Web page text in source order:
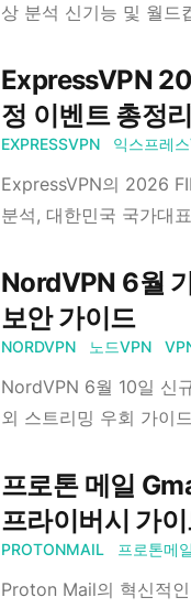
상 분석 신기능 및 월드
ExpressVPN
정 이벤트 총정리
EXPRESSVPN 익스프레
ExpressVPN의 2026
분석, 대한민국 국가대
NordVPN 6월
보안 가이드
NORDVPN 노드VPN
NordVPN 6월 10일 신
외 스트리밍 우회 가이드
프로톤 메일
프라이버시 가
PROTONMAIL 프로톤메일
Proton Mail의 혁신적